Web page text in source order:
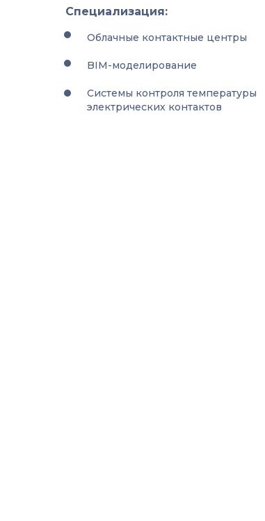
Специализация:
Облачные контактные центры
BIM-моделирование
Системы контроля температуры
электрических контактов